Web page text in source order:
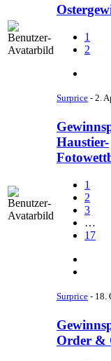
1
2
Surprice - 2.
Haustier-
1
2
3
…
17
Surprice - 18.
Order &